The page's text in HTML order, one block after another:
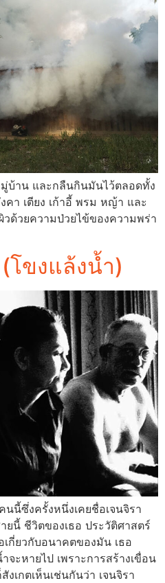
บ้าน และกลืนกินมันไว้ตลอดทั้ง
า เตียง เก้าอี้ พรม หญ้า และ
ด้วยความป่วยไข้ของความพร่า
โขงแล้งน้ำ)
นี้ซึ่งครั้งหนึ่งเคยชื่อเจนจิรา
นี้ ชีวิตของเธอ ประวัติศาสตร์
กี่ยวกับอนาคตของมัน เธอ
ะหายไป เพราะการสร้างเขื่อน
เกตเห็นเช่นกันว่า เจนจิรา